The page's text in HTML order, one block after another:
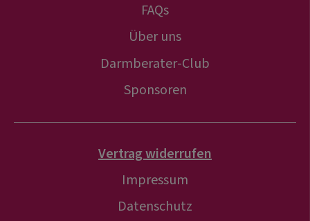
FAQs
Über uns
Darmberater-Club
Sponsoren
Vertrag widerrufen
Impressum
Datenschutz